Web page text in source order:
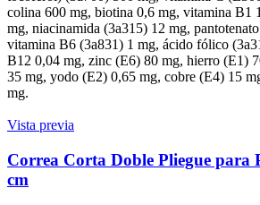
colina 600 mg, biotina 0,6 mg, vitamina B1
mg, niacinamida (3a315) 12 mg,
vitamina B6 (3a831) 1 mg, ácido fólico
B12 0,04 mg, zinc (E6) 80 mg, hierro (E1)
35 mg, yodo (E2) 0,65 mg, cobre (E4) 15
mg.
Vista previa
Correa Corta Doble Pliegue para
cm